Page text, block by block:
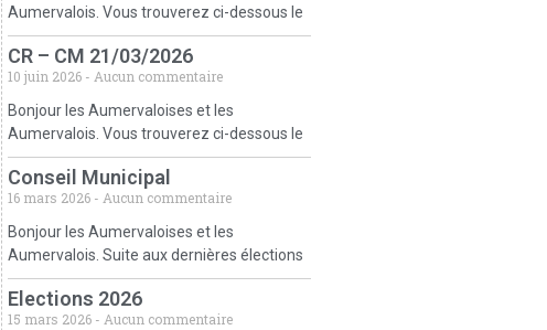
Aumervalois. Vous trouverez ci-dessous le
CR – CM 21/03/2026
10 juin 2026
Aucun commentaire
Bonjour les Aumervaloises et les
Aumervalois. Vous trouverez ci-dessous le
Conseil Municipal
16 mars 2026
Aucun commentaire
Bonjour les Aumervaloises et les
Aumervalois. Suite aux dernières élections
Elections 2026
15 mars 2026
Aucun commentaire